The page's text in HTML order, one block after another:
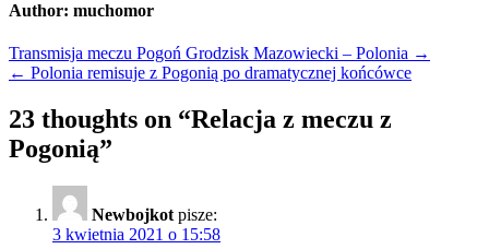
Author: muchomor
Nawigacja
wpisu
Transmisja meczu Pogoń Grodzisk Mazowiecki – Polonia →
← Polonia remisuje z Pogonią po dramatycznej końcówce
23 thoughts on “Relacja z meczu z
Pogonią”
Newbojkot pisze:
3 kwietnia 2021 o 15:58